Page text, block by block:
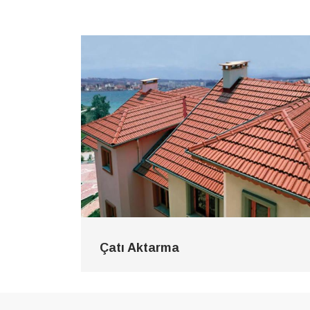
Çatı Aktarma